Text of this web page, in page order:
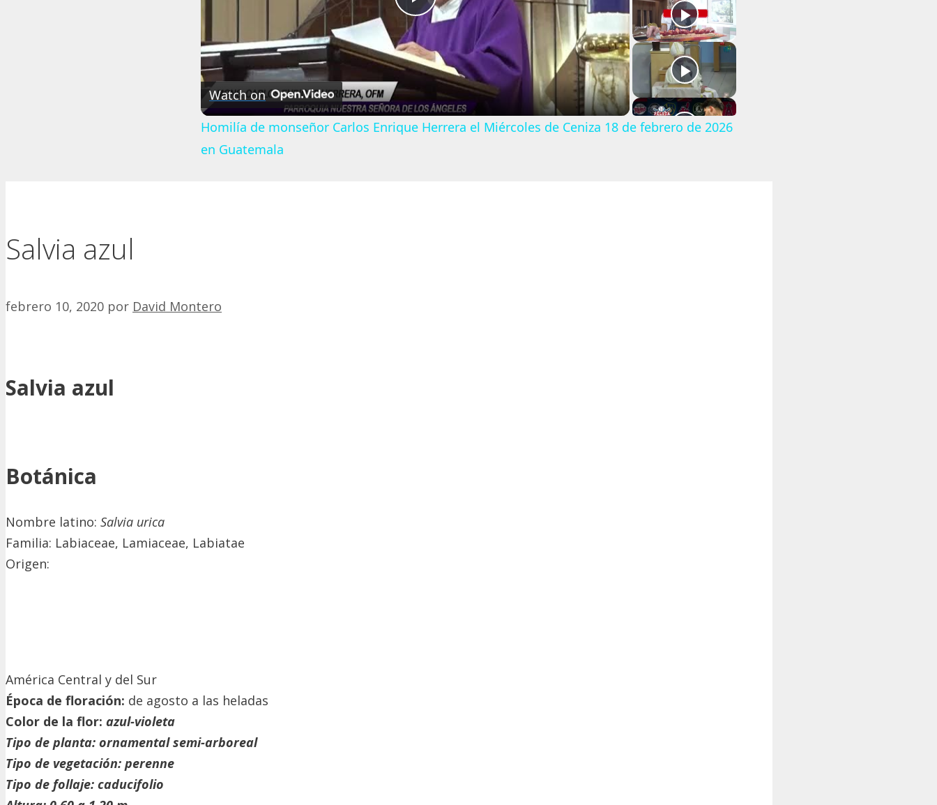
Play
Video
Watch on
Homilía de monseñor Carlos Enrique Herrera el Miércoles de Ceniza 18 de febrero de 2026
en Guatemala
Salvia azul
febrero 10, 2020 por David Montero
Salvia azul
Botánica
Nombre latino: Salvia urica
Familia: Labiaceae, Lamiaceae, Labiatae
Origen:
América Central y del Sur
Época de floración: de agosto a las heladas
Color de la flor: azul-violeta
Tipo de planta: ornamental semi-arboreal
Tipo de vegetación: perenne
Tipo de follaje: caducifolio